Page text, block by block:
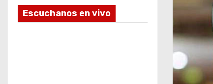
Escuchanos en vivo